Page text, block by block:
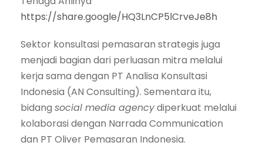
https://share.google/HQ3LnCP5lCrveJe8h
Sektor konsultasi pemasaran strategis juga
menjadi bagian dari perluasan mitra melalui
kerja sama dengan PT Analisa Konsultasi
Indonesia (AN Consulting). Sementara itu,
bidang social media agencydiperkuat melalui
kolaborasi dengan Narrada Communication
dan PT Oliver Pemasaran Indonesia.